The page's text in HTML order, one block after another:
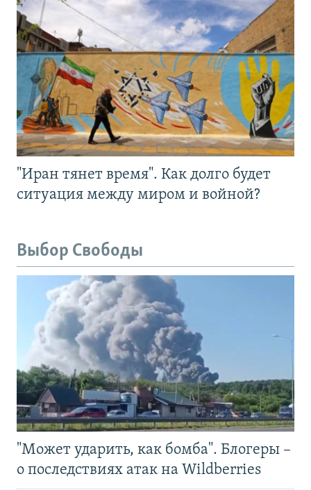
"Иран тянет время". Как долго будет
ситуация между миром и войной?
Выбор Свободы
"Может ударить, как бомба". Блогеры –
о последствиях атак на Wildberries